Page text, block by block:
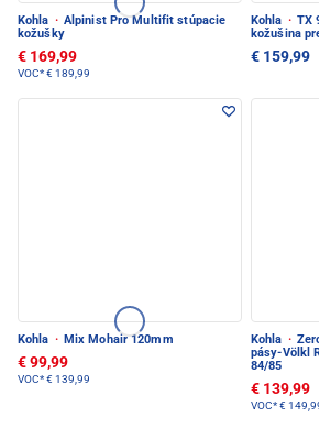
Kohla · Alpinist Pro Multifit stúpacie
kožušky
€ 169,99
VOC*€ 189,99
Kohla · TX
kožušina
€ 159,99
Kohla · Mix Mohair 120mm
€ 99,99
VOC*€ 139,99
Kohla ·
pásy-Völkl
84/85
€ 139,99
VOC*€